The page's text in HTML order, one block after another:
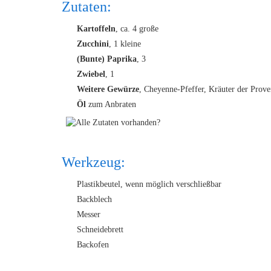
Zutaten:
Kartoffeln , ca. 4 große
Zucchini , 1 kleine
(Bunte) Paprika , 3
Zwiebel , 1
Weitere Gewürze , Cheyenne-Pfeffer, Kräuter der
Öl zum Anbraten
Werkzeug:
Plastikbeutel, wenn möglich verschließbar
Backblech
Messer
Schneidebrett
Backofen